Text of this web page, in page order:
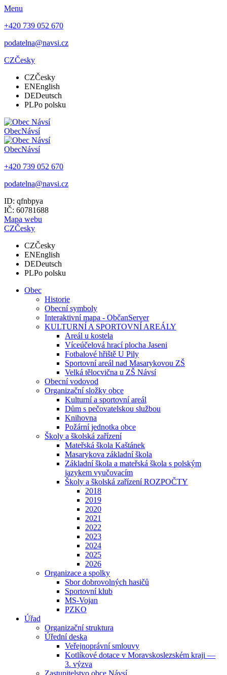
Menu
+420 739 052 670
podatelna@navsi.cz
CZČesky
CZČesky
ENEnglish
DEDeutsch
PLPo polsku
ObecNávsí
ObecNávsí
+420 739 052 670
podatelna@navsi.cz
ID: qfnbpya
IČ: 60781688
Mapa webu
CZČesky
CZČesky
ENEnglish
DEDeutsch
PLPo polsku
Obec
Historie
Obecní symboly
Interaktivní mapa - ObčanServer
KULTURNÍ A SPORTOVNÍ AREÁLY
Areál u kostela
Víceúčelová hrací plocha Jaseni
Fotbalové hřiště U Pily
Sportovní areál nad Masarykovou ZŠ
Velká tělocvična u ZŠ Návsí
Obecní vodovod
Organizační složky obce
Kulturní a sportovní areál
Dům s pečovatelskou službou
Knihovna
Požární jednotka obce
Školy a školská zařízení
Mateřská škola Kaštánek
Masarykova základní škola
Základní škola a mateřská škola s polským
jazykem vyučovacím
Školy a školská zařízení ROZPOČTY
2018
2019
2020
2021
2022
2023
2024
2025
2026
Organizace a spolky
Sbor dobrovolných hasičů
Sportovní klub
MS-Vojan
PZKO
Úřad
Organizační struktura
Úřední deska
Veřejnoprávní smlouvy
Kotlíkové dotace v Moravskoslezském kraji —
3. výzva
Zastupitelstvo obce Návsí